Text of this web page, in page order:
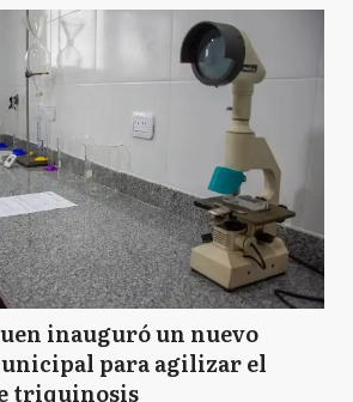
inauguró un nuevo
para agilizar el
triquinosis